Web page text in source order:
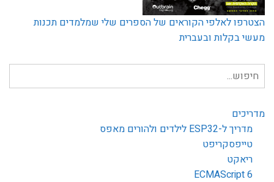
הצטרפו לאלפי הקוראים של הספרים שלי שמלמדים תכנות
מעשי בקלות ובעברית
חיפוש
עבור:
מדריכים
מדריך ל-ESP32 לילדים ולהורים מאפס
טייפסקריפט
ריאקט
ECMAScript 6